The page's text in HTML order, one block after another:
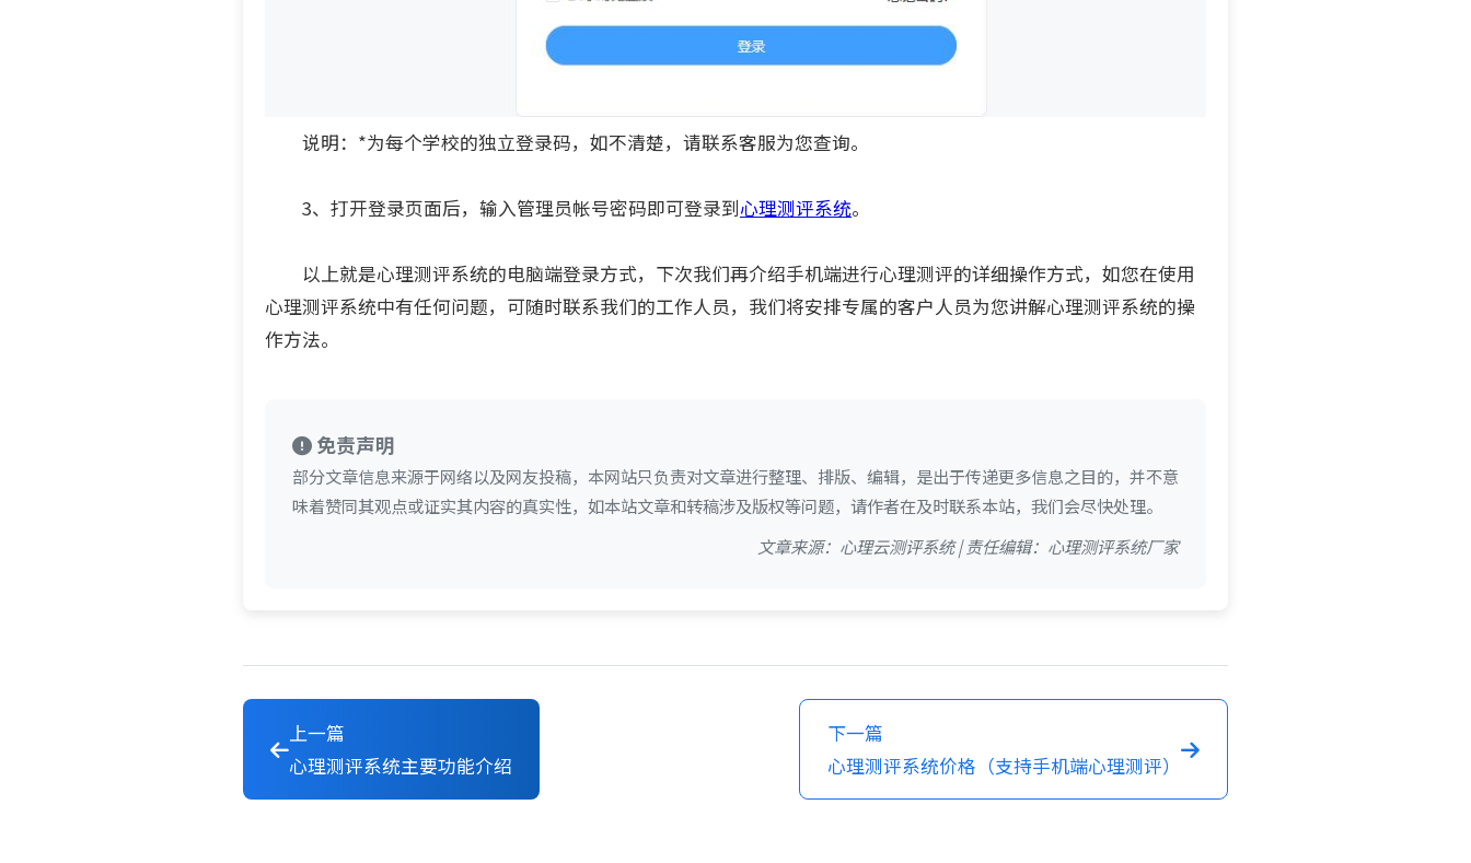
说明：*为每个学校的独立登录码，如不清楚，请联系客服为您查询。
3、打开登录页面后，输入管理员帐号密码即可登录到心理测评系统。
以上就是心理测评系统的电脑端登录方式，下次我们再介绍手机端进行心理测评的详细操作方式，如您在使用
心理测评系统中有任何问题，可随时联系我们的工作人员，我们将安排专属的客户人员为您讲解心理测评系统的操
作方法。
免责声明
部分文章信息来源于网络以及网友投稿，本网站只负责对文章进行整理、排版、编辑，是出于传递更多信息之目的，并不意
味着赞同其观点或证实其内容的真实性，如本站文章和转稿涉及版权等问题，请作者在及时联系本站，我们会尽快处理。
文章来源：心理云测评系统 | 责任编辑：心理测评系统厂家
上一篇
心理测评系统主要功能介绍
下一篇
心理测评系统价格（支持手机端心理测评）